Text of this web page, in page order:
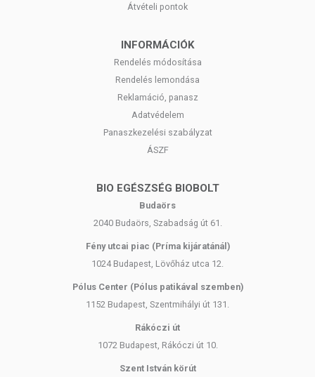
Átvételi pontok
INFORMÁCIÓK
Rendelés módosítása
Rendelés lemondása
Reklamáció, panasz
Adatvédelem
Panaszkezelési szabályzat
ÁSZF
BIO EGÉSZSÉG BIOBOLT
Budaörs
2040 Budaörs, Szabadság út 61.
Fény utcai piac (Príma kijáratánál)
1024 Budapest, Lövőház utca 12.
Pólus Center (Pólus patikával szemben)
1152 Budapest, Szentmihályi út 131.
Rákóczi út
1072 Budapest, Rákóczi út 10.
Szent István körút